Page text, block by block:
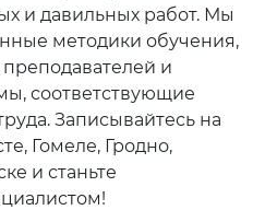
и давильных работ. Мы
методики обучения,
и
соответствующие
Записывайтесь на
Гомеле, Гродно,
и станьте